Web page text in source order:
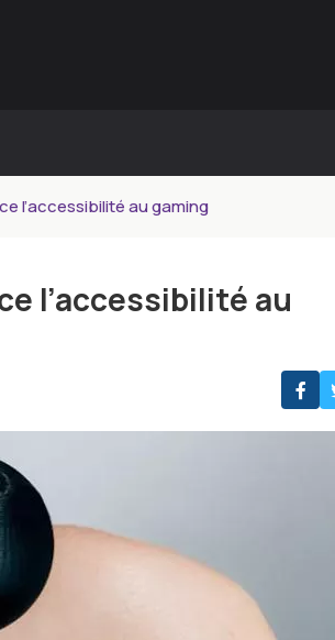
l’accessibilité au gaming
l’accessibilité au